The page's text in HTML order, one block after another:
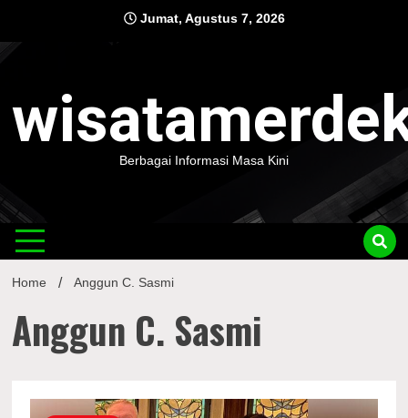
content
Jumat, Agustus 7, 2026
Berbagai Informasi Masa Kini
Home Anggun C. Sasmi
Anggun C. Sasmi